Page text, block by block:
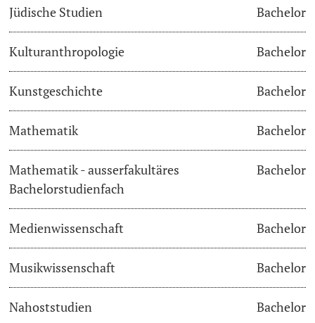
Koordinationsstelle für Geflüchtete
Beratungswegweiser
Lernen & Lehren
KI in Studium und Lehre
Digitales Lernen
Sprachenzentrum
Lernbörse
Jüdische Studien Bachelor
Kulturanthropologie Bachelor
Kunstgeschichte Bachelor
Mathematik Bachelor
Mathematik - ausserfakultäres
Bachelorstudienfach
Bachelor
Medienwissenschaft Bachelor
Musikwissenschaft Bachelor
Nahoststudien Bachelor